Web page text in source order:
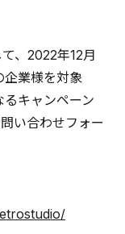
、2022年12月
企業様を対象
キャンペーン
い合わせフォー